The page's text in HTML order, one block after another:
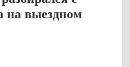
на выездном